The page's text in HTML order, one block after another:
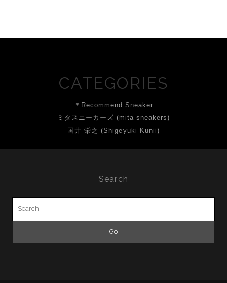
CATEGORIES
＊Recommend Sneaker
ミタスニーカーズ (mita sneakers)
国井 栄之 (Shigeyuki Kunii)
Search